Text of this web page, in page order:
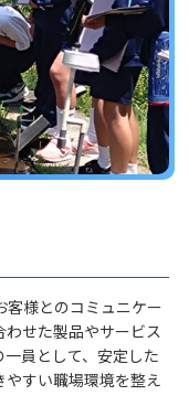
客様とのコミュニケー
せた製品やサービス
員として、安定した
すい職場環境を整え